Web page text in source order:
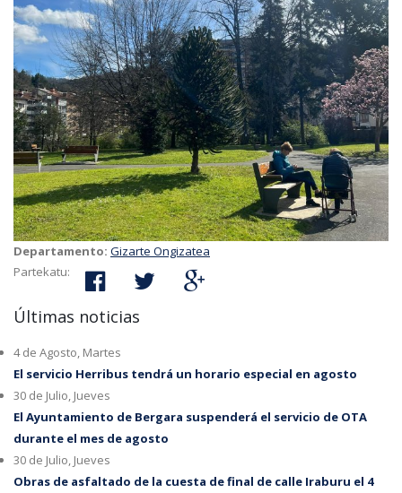
Departamento: Gizarte Ongizatea
Partekatu:
Últimas noticias
4 de Agosto, Martes
El servicio Herribus tendrá un horario especial en agosto
30 de Julio, Jueves
El Ayuntamiento de Bergara suspenderá el servicio de OTA
durante el mes de agosto
30 de Julio, Jueves
Obras de asfaltado de la cuesta de final de calle Iraburu el 4